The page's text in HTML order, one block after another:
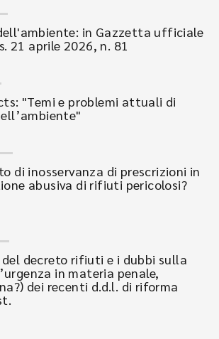
in Gazzetta ufficiale
21 aprile 2026, n. 81
"Temi e problemi attuali di
di inosservanza di prescrizioni in
abusiva di rifiuti pericolosi?
del decreto rifiuti e i dubbi sulla
in materia penale,
dei recenti d.d.l. di riforma